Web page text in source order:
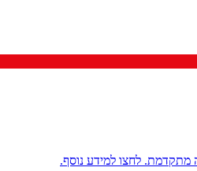
מתקדמת. לחצו למידע נוסף.